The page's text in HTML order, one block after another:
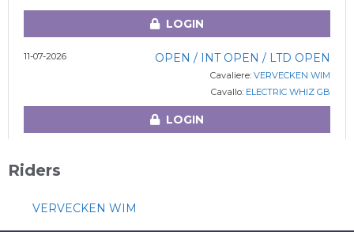
LOGIN
11-07-2026 OPEN / INT OPEN / LTD OPEN
Cavaliere: VERVECKEN WIM
Cavallo: ELECTRIC WHIZ GB
LOGIN
Riders
VERVECKEN WIM